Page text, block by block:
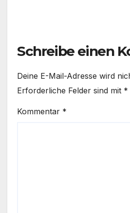
Schreibe einen
Deine E-Mail-Adresse wird
Erforderliche Felder sind mit *
Kommentar *